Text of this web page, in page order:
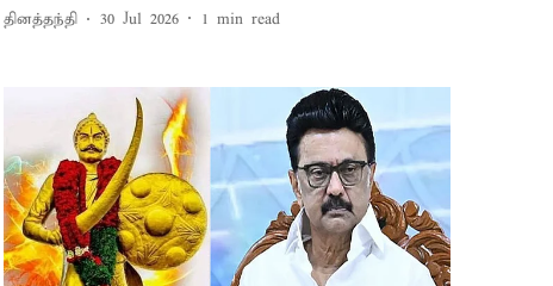
தினத்தந்தி 30 Jul 2026 1 min read